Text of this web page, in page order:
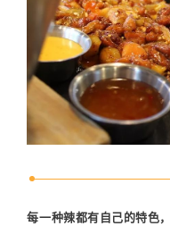
每一种辣都有自己的特色